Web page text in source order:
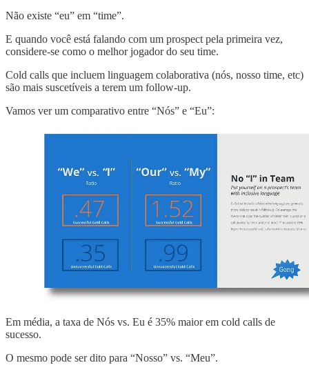
Não existe “eu” em “time”.
E quando você está falando com um prospect pela primeira vez,
considere-se como o melhor jogador do seu time.
Cold calls que incluem linguagem colaborativa (nós, nosso time, etc)
são mais suscetíveis a terem um follow-up.
Vamos ver um comparativo entre “Nós” e “Eu”:
Em média, a taxa de Nós vs. Eu é 35% maior em cold calls de
sucesso.
O mesmo pode ser dito para “Nosso” vs. “Meu”.